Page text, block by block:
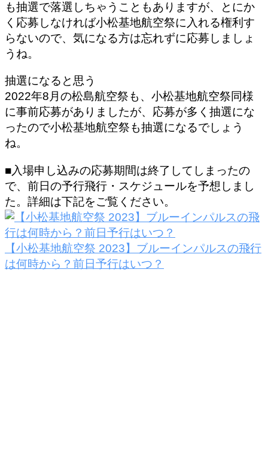
も抽選で落選しちゃうこともありますが、とにか
く 応募しなければ小松基地航空祭に入れる権利す
らないので、気になる方は忘れずに応募しましょ
うね。
抽選になると思う
2022年8月の松島航空祭も、小松基地航空祭同様
に事前応募がありましたが、応募が多く抽選にな
ったので小松基地航空祭も抽選になるでしょう
ね。
■入場申し込みの応募期間は終了してしまったの
で、前日の予行飛行・スケジュールを予想しまし
た。詳細は下記をご覧ください。
【小松基地航空祭 2023】ブルーインパルスの飛行
は何時から？前日予行はいつ？